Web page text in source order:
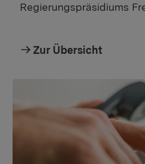
Regierungspräsidiums
Zur Übersicht